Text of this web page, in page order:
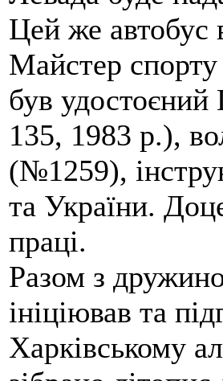
Цей же автобус
Майстер
був
135, 1983 р.),
(№1259),
та України.
праці.
Разом з
ініціював та
Харківському